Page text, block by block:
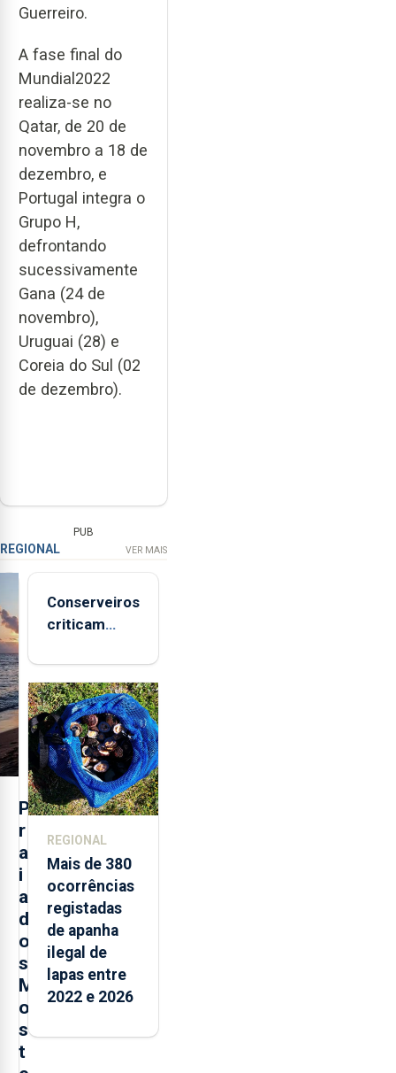
Guerreiro.
A fase final do
Mundial2022
realiza-se no
Qatar, de 20 de
novembro a 18 de
dezembro, e
Portugal integra o
Grupo H,
defrontando
sucessivamente
Gana (24 de
novembro),
Uruguai (28) e
Coreia do Sul (02
de dezembro).
PUB
REGIONAL VER MAIS
P
r
a
i
a
d
o
s
M
o
s
t
Conserveiros
criticam
brancas com
selo Marca
Açores
REGIONAL
Mais de 380
ocorrências
registadas
de apanha
ilegal de
lapas entre
2022 e 2026